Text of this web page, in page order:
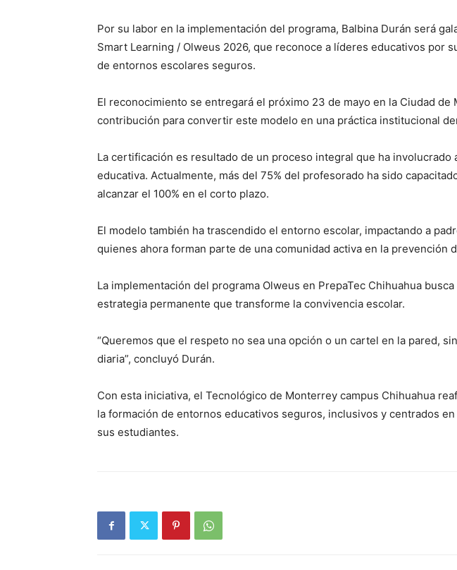
Por su labor en la implementación del programa, Balbina Durán será
Smart Learning / Olweus 2026, que reconoce a líderes educativos por
de entornos escolares seguros.
El reconocimiento se entregará el próximo 23 de mayo en la Ciudad de
contribución para convertir este modelo en una práctica institucional
La certificación es resultado de un proceso integral que ha involucrado
educativa. Actualmente, más del 75% del profesorado ha sido
alcanzar el 100% en el corto plazo.
El modelo también ha trascendido el entorno escolar, impactando a
quienes ahora forman parte de una comunidad activa en la prevención
La implementación del programa Olweus en PrepaTec Chihuahua
estrategia permanente que transforme la convivencia escolar.
“Queremos que el respeto no sea una opción o un cartel en la pared,
diaria”, concluyó Durán.
Con esta iniciativa, el Tecnológico de Monterrey campus Chihuahua
la formación de entornos educativos seguros, inclusivos y centrados
sus estudiantes.